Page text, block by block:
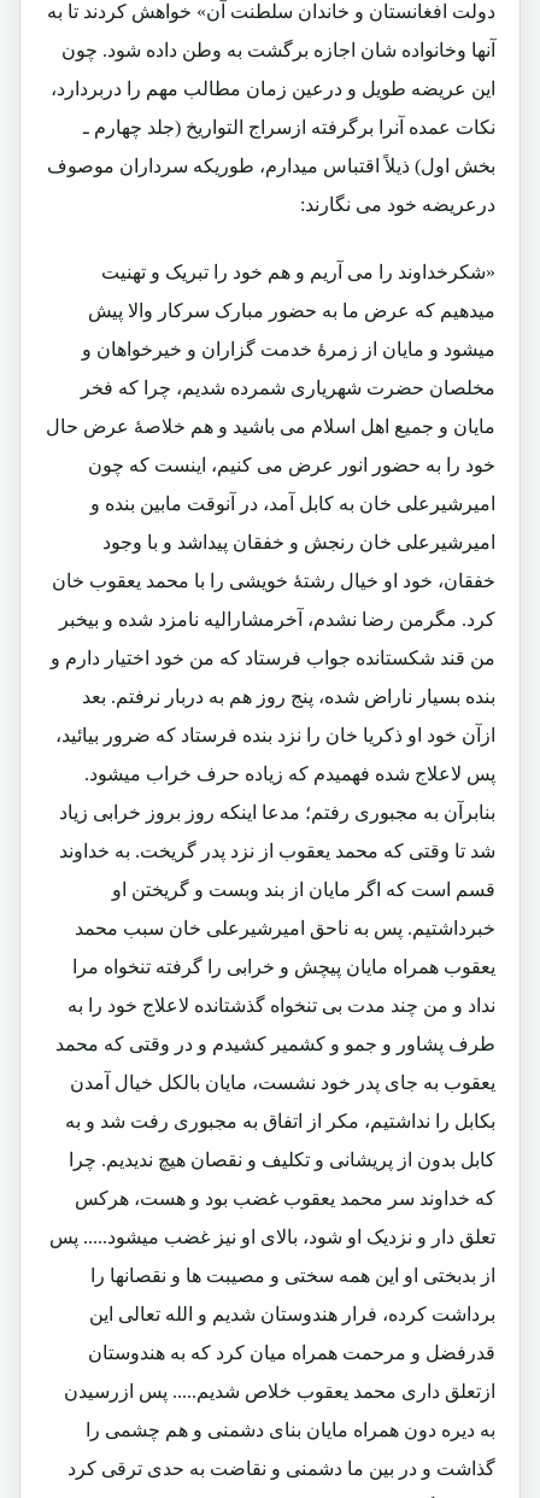
دولت افغانستان و خاندان سلطنت آن» خواهش کردند تا به
آنها وخانواده شان اجازه برگشت به وطن داده شود. چون
این عریضه طویل و درعین زمان مطالب مهم را دربردارد،
نکات عمده آنرا برگرفته ازسراج التواریخ (جلد چهارم ـ
بخش اول) ذیلاً اقتباس میدارم، طوریکه سرداران موصوف
درعریضه خود می نگارند:
«شکرخداوند را می آریم و هم خود را تبریک و تهنیت
میدهیم که عرض ما به حضور مبارک سرکار والا پیش
میشود و مایان از زمرۀ خدمت گزاران و خیرخواهان و
مخلصان حضرت شهریاری شمرده شدیم، چرا که فخر
مایان و جمیع اهل اسلام می باشید و هم خلاصۀ عرض حال
خود را به حضور انور عرض می کنیم، اینست که چون
امیرشیرعلی خان به کابل آمد، در آنوقت مابین بنده و
امیرشیرعلی خان رنجش و خفقان پیداشد و با وجود
خفقان، خود او خیال رشتۀ خویشی را با محمد یعقوب خان
کرد. مگرمن رضا نشدم، آخرمشارالیه نامزد شده و بیخبر
من قند شکستانده جواب فرستاد که من خود اختیار دارم و
بنده بسیار ناراض شده، پنج روز هم به دربار نرفتم. بعد
ازآن خود او ذکریا خان را نزد بنده فرستاد که ضرور بیائید،
پس لاعلاج شده فهمیدم که زیاده حرف خراب میشود.
بنابرآن به مجبوری رفتم؛ مدعا اینکه روز بروز خرابی زیاد
شد تا وقتی که محمد یعقوب از نزد پدر گریخت. به خداوند
قسم است که اگر مایان از بند وبست و گریختن او
خبرداشتیم. پس به ناحق امیرشیرعلی خان سبب محمد
یعقوب همراه مایان پیچش و خرابی را گرفته تنخواه مرا
نداد و من چند مدت بی تنخواه گذشتانده لاعلاج خود را به
طرف پشاور و جمو و کشمیر کشیدم و در وقتی که محمد
یعقوب به جای پدر خود نشست، مایان بالکل خیال آمدن
بکابل را نداشتیم، مکر از اتفاق به مجبوری رفت شد و به
کابل بدون از پریشانی و تکلیف و نقصان هیچ ندیدیم. چرا
که خداوند سر محمد یعقوب غضب بود و هست، هرکس
تعلق دار و نزدیک او شود، بالای او نیز غضب میشود..... پس
از بدبختی او این همه سختی و مصیبت ها و نقصانها را
برداشت کرده، فرار هندوستان شدیم و الله تعالی این
قدرفضل و مرحمت همراه میان کرد که به هندوستان
ازتعلق داری محمد یعقوب خلاص شدیم..... پس ازرسیدن
به دیره دون همراه مایان بنای دشمنی و هم چشمی را
گذاشت و در بین ما دشمنی و نقاضت به حدی ترقی کرد